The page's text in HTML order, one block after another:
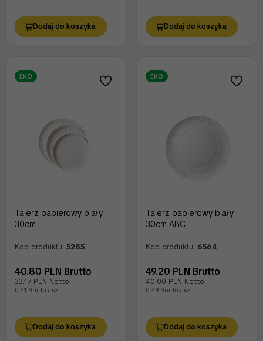
Dodaj do koszyka Dodaj do koszyka
EKO
Talerz papierowy biały
30cm
Kod produktu: 5285
40.80 PLN Brutto
33.17 PLN Netto
0.41 Brutto / szt.
Dodaj do koszyka
EKO
Talerz papierowy biały
30cm ABC
Kod produktu: 6564
49.20 PLN Brutto
40.00 PLN Netto
0.49 Brutto / szt.
Dodaj do koszyka